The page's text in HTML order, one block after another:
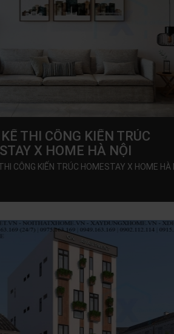
THI CÔNG KIẾN TRÚC
X HOME HÀ NỘI
CÔNG KIẾN TRÚC HOMESTAY X HOME HÀ